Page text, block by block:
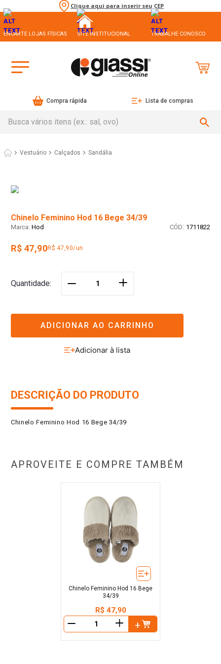
Clique aqui para inserir seu CEP
ENCARTE LOJAS FÍSICAS SITE INSTITUCIONAL TRABALHE CONOSCO
Compra rápida Lista de compras
Vestuário Calçados Sandália
Chinelo Feminino Hod 16 Bege 34/39
Hod : 1711822
R$ 47,90R$ 47,90/un
Quantidade ＋
ADICIONAR AO CARRINHO
DESCRIÇÃO DO PRODUTO
Chinelo Feminino Hod 16 Bege 34/39
APROVEITE E COMPRE TAMBÉM
Chinelo Feminino Hod 16 Bege
34/39
R$ 47,90
＋